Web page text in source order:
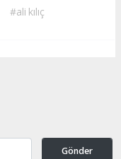
#ali kılıç
Gönder